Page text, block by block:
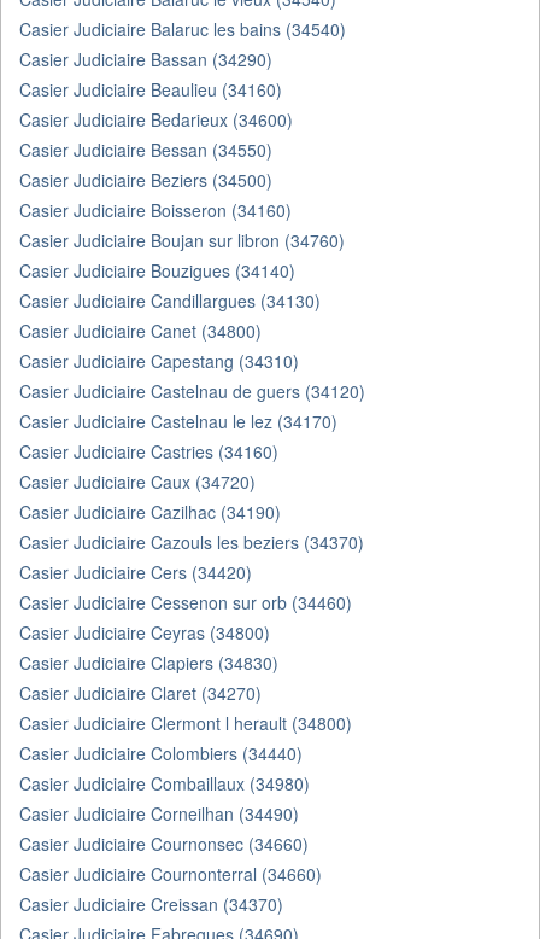
Casier Judiciaire Balaruc les bains (34540)
Casier Judiciaire Bassan (34290)
Casier Judiciaire Beaulieu (34160)
Casier Judiciaire Bedarieux (34600)
Casier Judiciaire Bessan (34550)
Casier Judiciaire Beziers (34500)
Casier Judiciaire Boisseron (34160)
Casier Judiciaire Boujan sur libron (34760)
Casier Judiciaire Bouzigues (34140)
Casier Judiciaire Candillargues (34130)
Casier Judiciaire Canet (34800)
Casier Judiciaire Capestang (34310)
Casier Judiciaire Castelnau de guers (34120)
Casier Judiciaire Castelnau le lez (34170)
Casier Judiciaire Castries (34160)
Casier Judiciaire Caux (34720)
Casier Judiciaire Cazilhac (34190)
Casier Judiciaire Cazouls les beziers (34370)
Casier Judiciaire Cers (34420)
Casier Judiciaire Cessenon sur orb (34460)
Casier Judiciaire Ceyras (34800)
Casier Judiciaire Clapiers (34830)
Casier Judiciaire Claret (34270)
Casier Judiciaire Clermont l herault (34800)
Casier Judiciaire Colombiers (34440)
Casier Judiciaire Combaillaux (34980)
Casier Judiciaire Corneilhan (34490)
Casier Judiciaire Cournonsec (34660)
Casier Judiciaire Cournonterral (34660)
Casier Judiciaire Creissan (34370)
Casier Judiciaire Fabregues (34690)